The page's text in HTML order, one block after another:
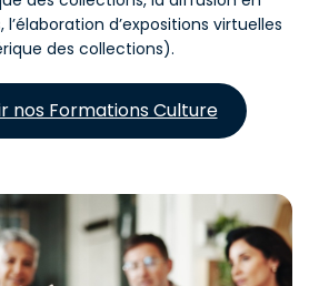
d’expositions virtuelles
des collections).
nos Formations Culture